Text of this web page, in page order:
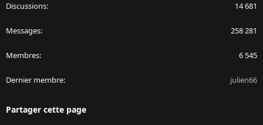
Discussions 14 681
Messages 258 281
Membres 6 545
Dernier membre julien66
Partager cette page